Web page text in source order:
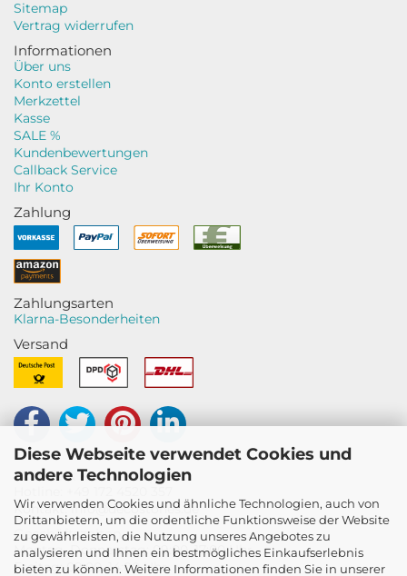
Diese Webseite verwendet Cookies und
andere Technologien
Wir verwenden Cookies und ähnliche Technologien, auch von
Drittanbietern, um die ordentliche Funktionsweise der Website
zu gewährleisten, die Nutzung unseres Angebotes zu
analysieren und Ihnen ein bestmögliches Einkaufserlebnis
bieten zu können. Weitere Informationen finden Sie in unserer
Sitemap
Vertrag widerrufen
Informationen
Über uns
Konto erstellen
Merkzettel
Kasse
SALE %
Kundenbewertungen
Callback Service
Ihr Konto
Zahlung
Zahlungsarten
Klarna-Besonderheiten
Versand
Hotline & Kundensupport
Kontakt: info@decostones.de
Geschäftszeiten
Montag–Donnerstag: 09:00–17:00 Uhr
Freitag: 09:00–14:00 Uhr